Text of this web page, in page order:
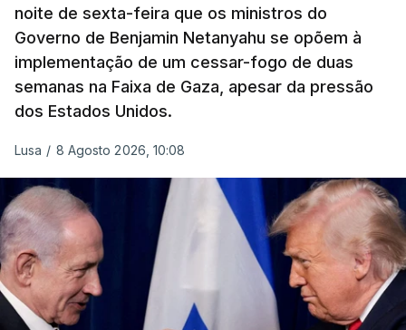
noite de sexta-feira que os ministros do
Governo de Benjamin Netanyahu se opõem à
implementação de um cessar-fogo de duas
semanas na Faixa de Gaza, apesar da pressão
dos Estados Unidos.
Lusa / 8 Agosto 2026, 10:08